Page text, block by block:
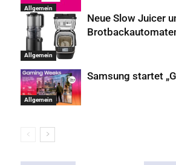
Allgemein
Allgemein
Neue Slow Juicer
Allgemein
Samsung startet